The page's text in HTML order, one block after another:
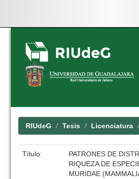
Skip
navigation
RIUdeG Tesis Licenciatura
Título:
PATRONES DE
RIQUEZA DE
MURIDAE